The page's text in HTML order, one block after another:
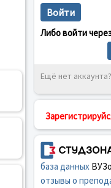
Войти
Либо войти
Ещё нет аккаунта?
база данных
отзывы о